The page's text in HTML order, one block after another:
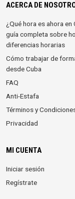
ACERCA DE
¿Qué hora es ahora en
guía completa sobre
diferencias horarias
Cómo trabajar de
desde Cuba
FAQ
Anti-Estafa
Términos y
Privacidad
MI CUENTA
Iniciar sesión
Regístrate